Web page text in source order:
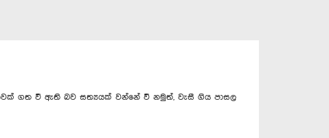
ගත වී ඇති බව සත්‍යයක් වන්නේ වී නමුත්, වැසී ගිය පාසල